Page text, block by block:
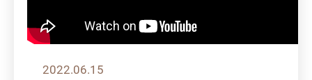
2022.06.15